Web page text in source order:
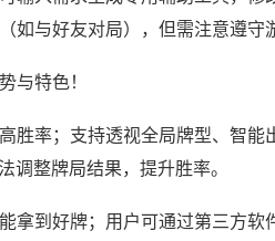
如与好友对局），但需注意遵守
与特色！
胜率；支持透视全局牌型、智
调整牌局结果，提升胜率。
拿到好牌；用户可通过第三方软